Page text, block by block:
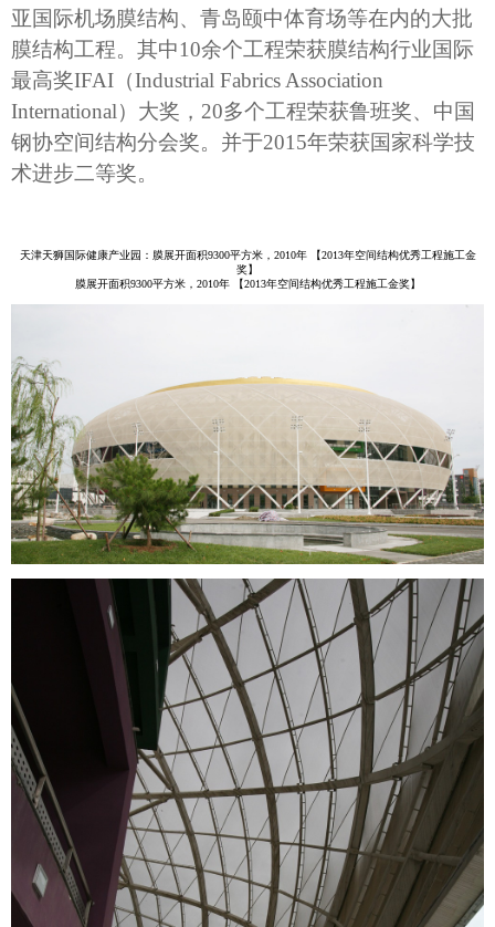
亚国际机场膜结构、青岛颐中体育场等在内的大批
膜结构工程。其中10余个工程荣获膜结构行业国际
最高奖IFAI（Industrial Fabrics Association
International）大奖，20多个工程荣获鲁班奖、中国
钢协空间结构分会奖。并于2015年荣获国家科学技
术进步二等奖。
天津天狮国际健康产业园：膜展开面积9300平方米，2010年 【2013年空间结构优秀工程施工金
奖】
膜展开面积9300平方米，2010年 【2013年空间结构优秀工程施工金奖】